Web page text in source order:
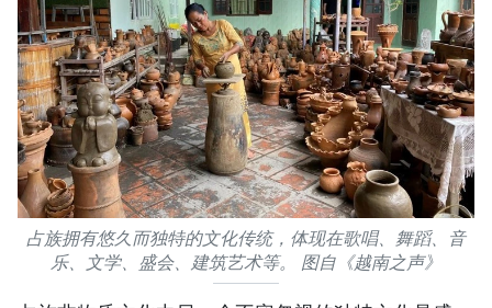
占族拥有悠久而独特的文化传统，体现在歌唱、舞蹈、音
乐、文学、盛会、建筑艺术等。 图自《越南之声》